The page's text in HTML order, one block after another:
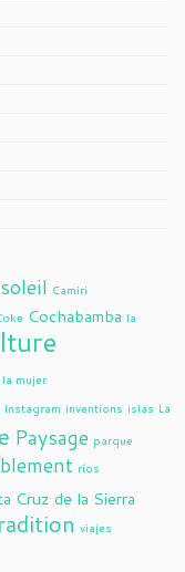
Camiri
Cochabamba la
mujer
Instagram inventions islas La
Paysage parque
ríos
Cruz de la Sierra
viajes